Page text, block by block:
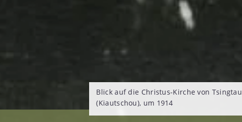
Blick auf die Christus-Kirche von Tsingtau
(Kiautschou), um 1914